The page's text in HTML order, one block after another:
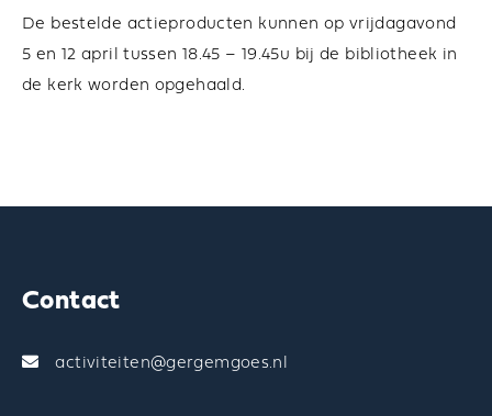
De bestelde actieproducten kunnen op vrijdagavond
5 en 12 april tussen 18.45 – 19.45u bij de bibliotheek in
de kerk worden opgehaald.
Contact
activiteiten@gergemgoes.nl